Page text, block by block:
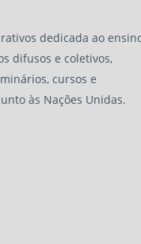
dedicada ao
difusos e coletivos,
cursos e
às Nações Unidas.